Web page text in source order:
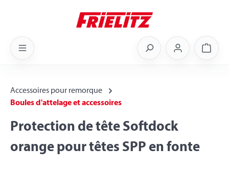
Accessoires pour remorque
Boules d'attelage et accessoires
Protection de tête Softdock
orange pour têtes SPP en fonte